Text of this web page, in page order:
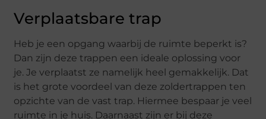
Verplaatsbare trap
Heb je een opgang waarbij de ruimte beperkt is?
Dan zijn deze trappen een ideale oplossing voor
je. Je verplaatst ze namelijk heel gemakkelijk. Dat
is het grote voordeel van deze zoldertrappen ten
opzichte van de vast trap. Hiermee bespaar je veel
ruimte in je huis. Daarnaast zijn er bij deze